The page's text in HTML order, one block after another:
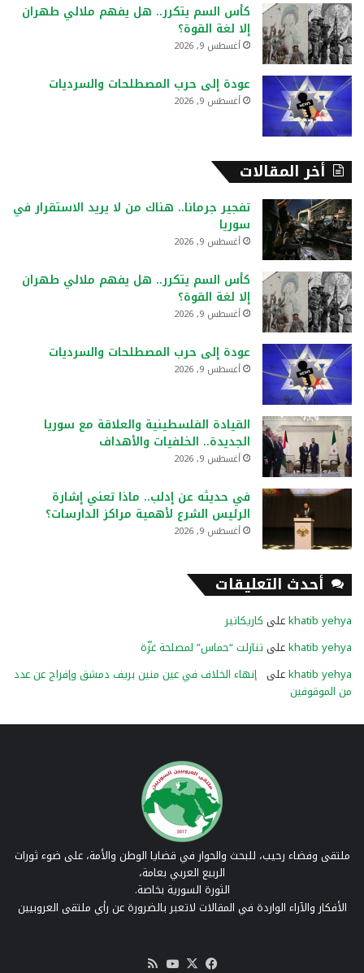
كأس السم يتكرر.. هل يفهم ملالي طهران
إلا لغة القوة؟
أغسطس 9, 2026
عودة إلى حرب المصطلحات والسرديات
أغسطس 9, 2026
أخر المقالات
تفجير جرمانا.. هناك من لا يريد الاستقرار في
سوريا
أغسطس 9, 2026
كأس السم يتكرر.. هل يفهم ملالي طهران
إلا لغة القوة؟
أغسطس 9, 2026
عودة إلى حرب المصطلحات والسرديات
أغسطس 9, 2026
القيادة الفلسطينية والعلاقة مع سوريا
الجديدة.. الخلفيات والأهداف
أغسطس 9, 2026
في حديثه عن إدلب.. ماذا تعني إشارة
الرئيس الشرع لأهمية مراكز الدارسات؟
أغسطس 9, 2026
أحدث التعليقات
khatib yehyaعلى كاريكاتير
khatib yehyaعلى تنازلت “حماس” لمصلحة غزّة
khatib yehyaعلى إنهاء الخلاف في عين منين بريف دمشق وإفراج عن عدد
من الموقوفين
ملتقى وفضاء رحيب، للبحث والحوار في قضايا الوطن والأمة، على ضوء ثورات
الربيع العربي بعامة،
الثورة السورية بخاصة.
الأفكار والآراء الواردة في المقالات لاتعبر بالضرورة عن رأي ملتقى العروبيين
فيسبوك
‫X
‫YouTube